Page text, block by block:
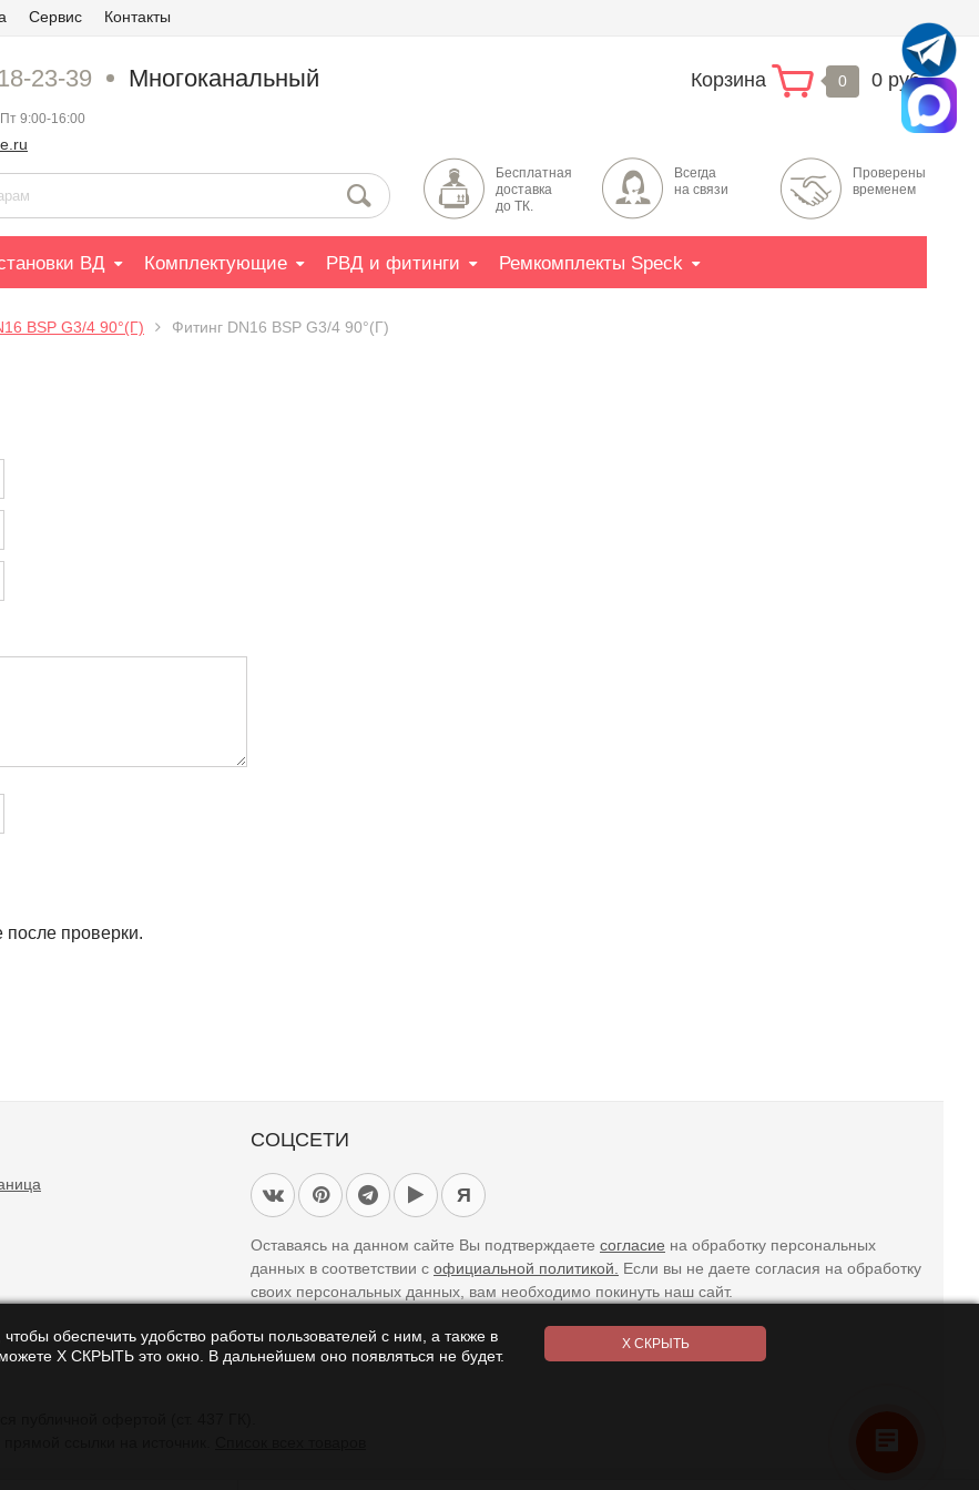
Сервис Контакты
23-39 Многоканальный
9:00-16:00
Корзина 0 0 руб.
Бесплатная
доставка
до ТК.
Всегда
на связи
Проверены
временем
ВД Комплектующие РВД и фитинги Ремкомплекты Speck
BSP G3/4 90°(Г) Фитинг DN16 BSP G3/4 90°(Г)
после проверки.
СОЦСЕТИ
Я
Оставаясь на данном сайте Вы подтверждаете согласие на обработку персональных
данных в соответствии с официальной политикой.
Если вы не даете согласия на обработку
своих персональных данных, вам необходимо покинуть наш сайт.
обеспечить удобство работы пользователей с ним, а также в
Х СКРЫТЬ это окно. В дальнейшем оно появляться не будет.